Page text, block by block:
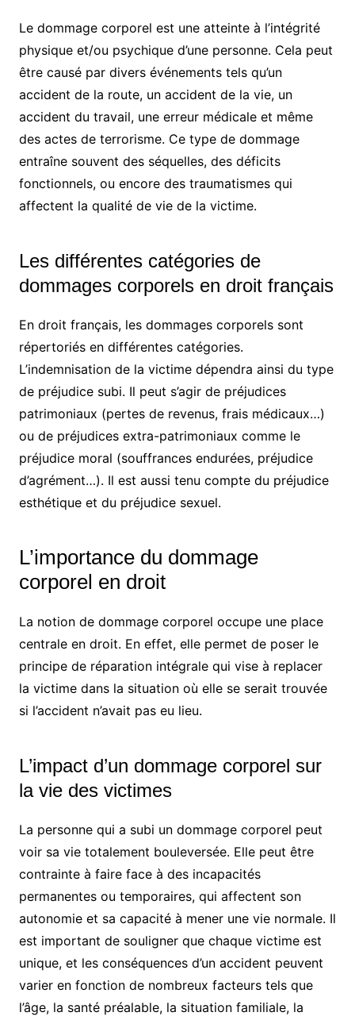
Le dommage corporel est une atteinte à l’intégrité
physique et/ou psychique d’une personne. Cela peut
être causé par divers événements tels qu’un
accident de la route, un accident de la vie, un
accident du travail, une erreur médicale et même
des actes de terrorisme. Ce type de dommage
entraîne souvent des séquelles, des déficits
fonctionnels, ou encore des traumatismes qui
affectent la qualité de vie de la victime.
Les différentes catégories de
dommages corporels en droit français
En droit français, les dommages corporels sont
répertoriés en différentes catégories.
L’indemnisation de la victime dépendra ainsi du type
de préjudice subi. Il peut s’agir de préjudices
patrimoniaux (pertes de revenus, frais médicaux…)
ou de préjudices extra-patrimoniaux comme le
préjudice moral (souffrances endurées, préjudice
d’agrément…). Il est aussi tenu compte du préjudice
esthétique et du préjudice sexuel.
L’importance du dommage
corporel en droit
La notion de dommage corporel occupe une place
centrale en droit. En effet, elle permet de poser le
principe de réparation intégrale qui vise à replacer
la victime dans la situation où elle se serait trouvée
si l’accident n’avait pas eu lieu.
L’impact d’un dommage corporel sur
la vie des victimes
La personne qui a subi un dommage corporel peut
voir sa vie totalement bouleversée. Elle peut être
contrainte à faire face à des incapacités
permanentes ou temporaires, qui affectent son
autonomie et sa capacité à mener une vie normale. Il
est important de souligner que chaque victime est
unique, et les conséquences d’un accident peuvent
varier en fonction de nombreux facteurs tels que
l’âge, la santé préalable, la situation familiale, la